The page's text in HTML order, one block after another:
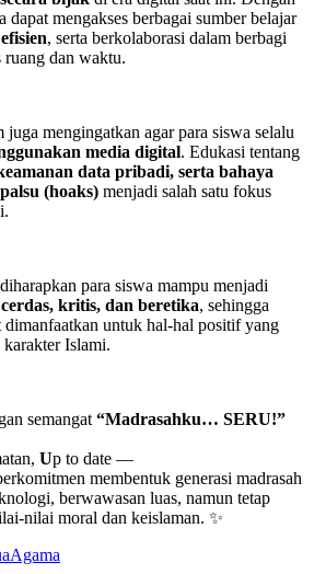
mengakses berbagai sumber belajar
, serta berkolaborasi dalam berbagi
ruang dan waktu.
mengingatkan agar para siswa selalu
media digital. Edukasi tentang
data pribadi, serta bahaya
(hoaks) menjadi salah satu fokus
para siswa mampu menjadi
kritis, dan beretika, sehingga
untuk hal-hal positif yang
Islami.
semangat “Madrasahku… SERU!”
Up to date —
membentuk generasi madrasah
berwawasan luas, namun tetap
nilai moral dan keislaman. ✨